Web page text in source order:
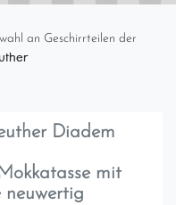
an Geschirrteilen der
Diadem
mit
neuwertig